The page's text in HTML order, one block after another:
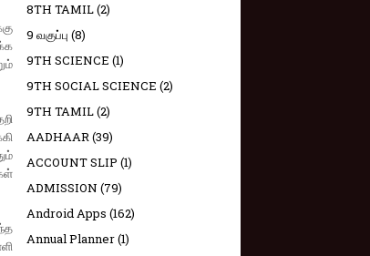
8TH TAMIL(2)
9 வகுப்பு (8)
9TH SCIENCE (1)
9TH SOCIAL SCIENCE (2)
9TH TAMIL(2)
AADHAAR(39)
ACCOUNT SLIP (1)
ADMISSION (79)
Android Apps (162)
Annual Planner(1)